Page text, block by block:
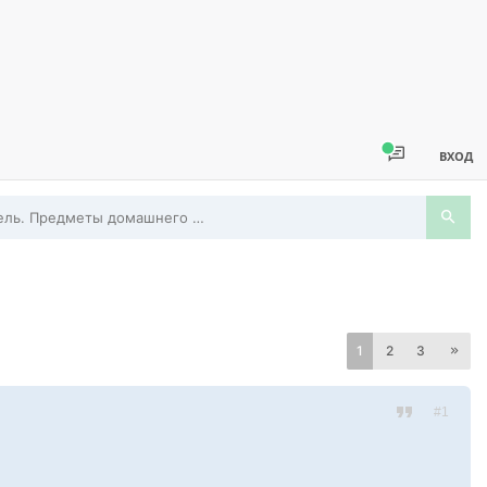
ВХОД
Мебель. Предметы домашнего обихода. Часы. Посуда
1 2 3
#1